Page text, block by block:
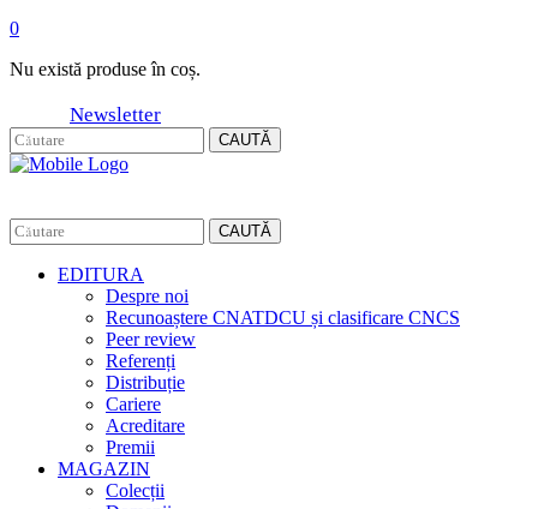
0
Nu există produse în coș.
Newsletter
CAUTĂ
CAUTĂ
EDITURA
Despre noi
Recunoaștere CNATDCU și clasificare CNCS
Peer review
Referenți
Distribuție
Cariere
Acreditare
Premii
MAGAZIN
Colecții